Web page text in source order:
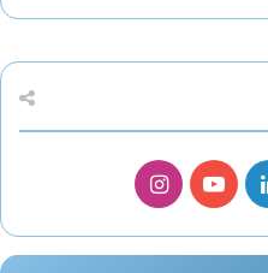
لينكدإنيوتيوبانستقرام